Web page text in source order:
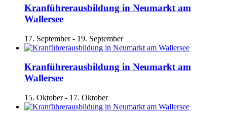
Kranführerausbildung in Neumarkt am
Wallersee
17. September- 19. September
Kranführerausbildung in Neumarkt am
Wallersee
15. Oktober- 17. Oktober